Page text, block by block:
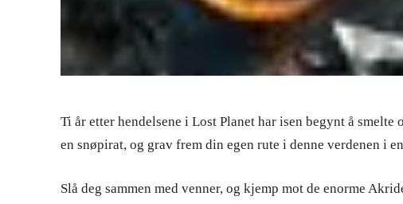
Ti år etter hendelsene i Lost Planet har isen begynt å
en snøpirat, og grav frem din egen rute i denne verdenen i
Slå deg sammen med venner, og kjemp mot de enorme